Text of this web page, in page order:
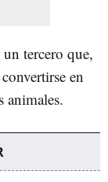
tercero que,
en
animales.